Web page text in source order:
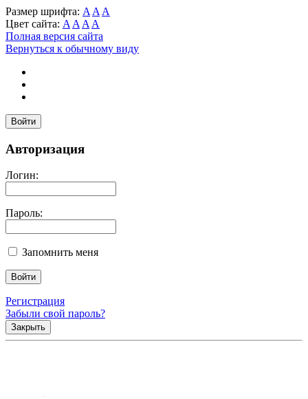
Размер шрифта: A A A
Цвет сайта: A A A A
Полная версия сайта
Вернуться к обычному виду
Войти
Авторизация
Логин:
Пароль:
Запомнить меня
Регистрация
Забыли свой пароль?
Закрыть